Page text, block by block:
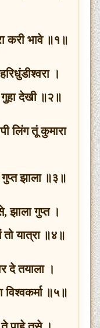
करी भावे ॥१॥
।
गुहा देखी ॥२॥
लिंग तूं कुमारा
झाला ॥३॥
झाला गुप्त ।
यात्रा ॥४॥
दे तयाला ।
विश्वकर्मा ॥५॥